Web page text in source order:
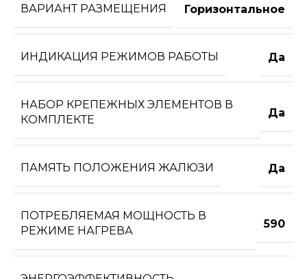
ВАРИАНТ РАЗМЕЩЕНИЯ Горизонтальное
ИНДИКАЦИЯ РЕЖИМОВ РАБОТЫ Да
НАБОР КРЕПЕЖНЫХ ЭЛЕМЕНТОВ В
КОМПЛЕКТЕ
Да
ПАМЯТЬ ПОЛОЖЕНИЯ ЖАЛЮЗИ Да
ПОТРЕБЛЯЕМАЯ МОЩНОСТЬ В
РЕЖИМЕ НАГРЕВА
590